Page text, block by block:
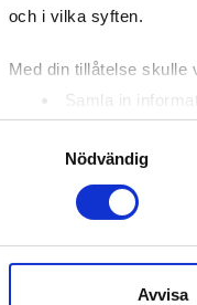
och i vilka syften.
Med din tillåtelse skulle
Samla in
Identifiera din
Ta reda på mer om hur
eller dra tillbaka ditt
sociala medier och
till de sociala medier
Nödvändig
Avvisa
vänd dig direkt till
fler frågor och svar.
Li Karlsson.